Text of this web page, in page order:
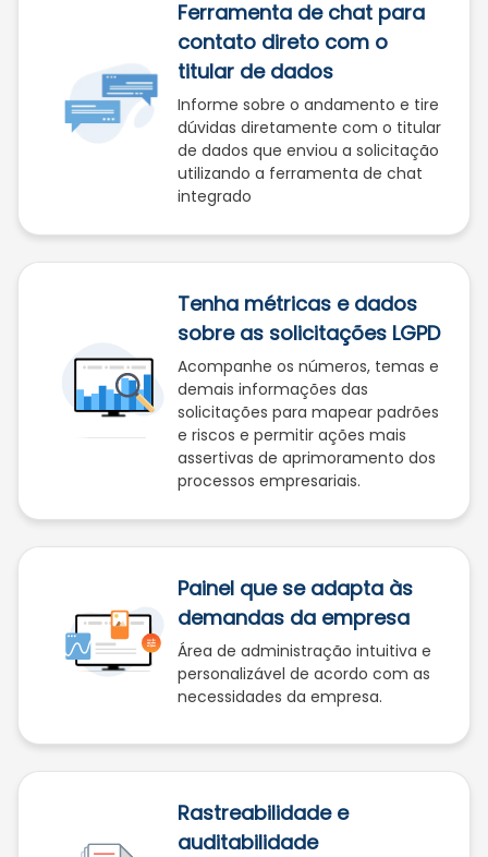
Ferramenta de chat para
contato direto com o
titular de dados
Informe sobre o andamento e tire
dúvidas diretamente com o titular
de dados que enviou a solicitação
utilizando a ferramenta de chat
integrado
Tenha métricas e dados
sobre as solicitações LGPD
Acompanhe os números, temas e
demais informações das
solicitações para mapear padrões
e riscos e permitir ações mais
assertivas de aprimoramento dos
processos empresariais.
Painel que se adapta às
demandas da empresa
Área de administração intuitiva e
personalizável de acordo com as
necessidades da empresa.
Rastreabilidade e
auditabilidade